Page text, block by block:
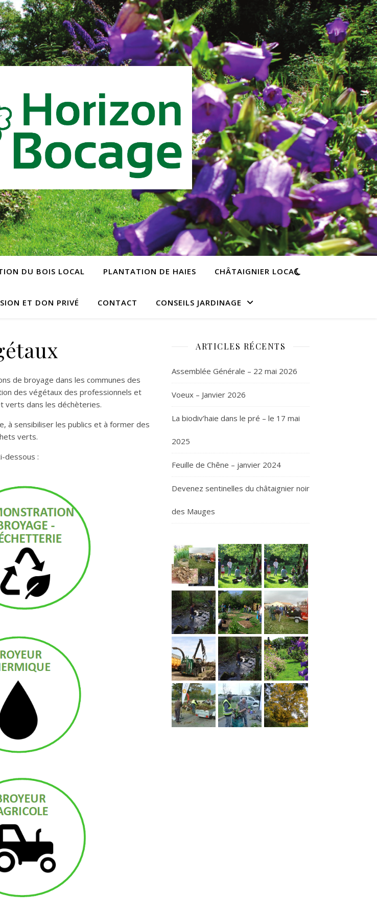
DU BOIS LOCAL PLANTATION DE HAIES CHÂTAIGNIER LOCAL
ET DON PRIVÉ CONTACT CONSEILS JARDINAGE
de broyage dans les communes des
des végétaux des professionnels et
verts dans les déchèteries.
à sensibiliser les publics et à former des
verts.
dessous :
ARTICLES RÉCENTS
Assemblée Générale – 22 mai 2026
Voeux – Janvier 2026
La biodiv’haie dans le pré – le 17 mai
2025
Feuille de Chêne – janvier 2024
Devenez sentinelles du châtaignier noir
des Mauges